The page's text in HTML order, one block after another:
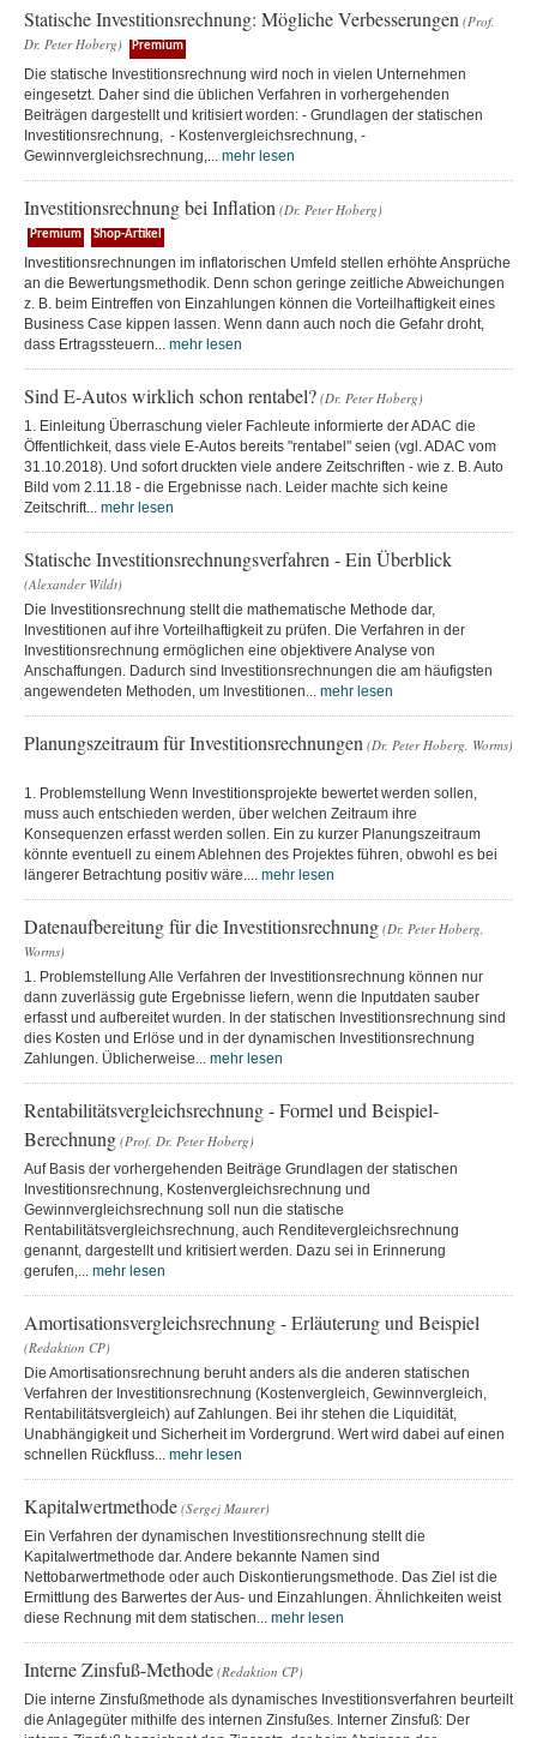
Statische Investitionsrechnung: Mögliche Verbesserungen (Prof.
Dr. Peter Hoberg)
Premium
Die statische Investitionsrechnung wird noch in vielen Unternehmen
eingesetzt. Daher sind die üblichen Verfahren in vorhergehenden
Beiträgen dargestellt und kritisiert worden: - Grundlagen der statischen
Investitionsrechnung, - Kostenvergleichsrechnung, -
Gewinnvergleichsrechnung,... mehr lesen
Investitionsrechnung bei Inflation (Dr. Peter Hoberg)
Premium Shop-Artikel
Investitionsrechnungen im inflatorischen Umfeld stellen erhöhte Ansprüche
an die Bewertungsmethodik. Denn schon geringe zeitliche Abweichungen
z. B. beim Eintreffen von Einzahlungen können die Vorteilhaftigkeit eines
Business Case kippen lassen. Wenn dann auch noch die Gefahr droht,
dass Ertragssteuern... mehr lesen
Sind E-Autos wirklich schon rentabel? (Dr. Peter Hoberg)
1. Einleitung Überraschung vieler Fachleute informierte der ADAC die
Öffentlichkeit, dass viele E-Autos bereits "rentabel" seien (vgl. ADAC vom
31.10.2018). Und sofort druckten viele andere Zeitschriften - wie z. B. Auto
Bild vom 2.11.18 - die Ergebnisse nach. Leider machte sich keine
Zeitschrift... mehr lesen
Statische Investitionsrechnungsverfahren - Ein Überblick
(Alexander Wildt)
Die Investitionsrechnung stellt die mathematische Methode dar,
Investitionen auf ihre Vorteilhaftigkeit zu prüfen. Die Verfahren in der
Investitionsrechnung ermöglichen eine objektivere Analyse von
Anschaffungen. Dadurch sind Investitionsrechnungen die am häufigsten
angewendeten Methoden, um Investitionen... mehr lesen
Planungszeitraum für Investitionsrechnungen (Dr. Peter Hoberg, Worms)
1. Problemstellung Wenn Investitionsprojekte bewertet werden sollen,
muss auch entschieden werden, über welchen Zeitraum ihre
Konsequenzen erfasst werden sollen. Ein zu kurzer Planungszeitraum
könnte eventuell zu einem Ablehnen des Projektes führen, obwohl es bei
längerer Betrachtung positiv wäre.... mehr lesen
Datenaufbereitung für die Investitionsrechnung (Dr. Peter Hoberg,
Worms)
1. Problemstellung Alle Verfahren der Investitionsrechnung können nur
dann zuverlässig gute Ergebnisse liefern, wenn die Inputdaten sauber
erfasst und aufbereitet wurden. In der statischen Investitionsrechnung sind
dies Kosten und Erlöse und in der dynamischen Investitionsrechnung
Zahlungen. Üblicherweise... mehr lesen
Rentabilitätsvergleichsrechnung - Formel und Beispiel-
Berechnung (Prof. Dr. Peter Hoberg)
Auf Basis der vorhergehenden Beiträge Grundlagen der statischen
Investitionsrechnung, Kostenvergleichsrechnung und
Gewinnvergleichsrechnung soll nun die statische
Rentabilitätsvergleichsrechnung, auch Renditevergleichsrechnung
genannt, dargestellt und kritisiert werden. Dazu sei in Erinnerung
gerufen,... mehr lesen
Amortisationsvergleichsrechnung - Erläuterung und Beispiel
(Redaktion CP)
Die Amortisationsrechnung beruht anders als die anderen statischen
Verfahren der Investitionsrechnung (Kostenvergleich, Gewinnvergleich,
Rentabilitätsvergleich) auf Zahlungen. Bei ihr stehen die Liquidität,
Unabhängigkeit und Sicherheit im Vordergrund. Wert wird dabei auf einen
schnellen Rückfluss... mehr lesen
Kapitalwertmethode (Sergej Maurer)
Ein Verfahren der dynamischen Investitionsrechnung stellt die
Kapitalwertmethode dar. Andere bekannte Namen sind
Nettobarwertmethode oder auch Diskontierungsmethode. Das Ziel ist die
Ermittlung des Barwertes der Aus- und Einzahlungen. Ähnlichkeiten weist
diese Rechnung mit dem statischen... mehr lesen
Interne Zinsfuß-Methode (Redaktion CP)
Die interne Zinsfußmethode als dynamisches Investitionsverfahren beurteilt
die Anlagegüter mithilfe des internen Zinsfußes. Interner Zinsfuß: Der